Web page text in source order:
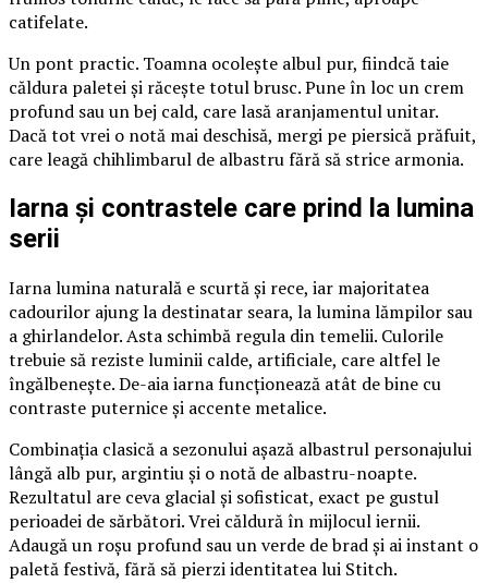
catifelate.
Un pont practic. Toamna ocolește albul pur, fiindcă taie
căldura paletei și răcește totul brusc. Pune în loc un crem
profund sau un bej cald, care lasă aranjamentul unitar.
Dacă tot vrei o notă mai deschisă, mergi pe piersică prăfuit,
care leagă chihlimbarul de albastru fără să strice armonia.
Iarna și contrastele care prind la lumina
serii
Iarna lumina naturală e scurtă și rece, iar majoritatea
cadourilor ajung la destinatar seara, la lumina lămpilor sau
a ghirlandelor. Asta schimbă regula din temelii. Culorile
trebuie să reziste luminii calde, artificiale, care altfel le
îngălbenește. De-aia iarna funcționează atât de bine cu
contraste puternice și accente metalice.
Combinația clasică a sezonului așază albastrul personajului
lângă alb pur, argintiu și o notă de albastru-noapte.
Rezultatul are ceva glacial și sofisticat, exact pe gustul
perioadei de sărbători. Vrei căldură în mijlocul iernii.
Adaugă un roșu profund sau un verde de brad și ai instant o
paletă festivă, fără să pierzi identitatea lui Stitch.